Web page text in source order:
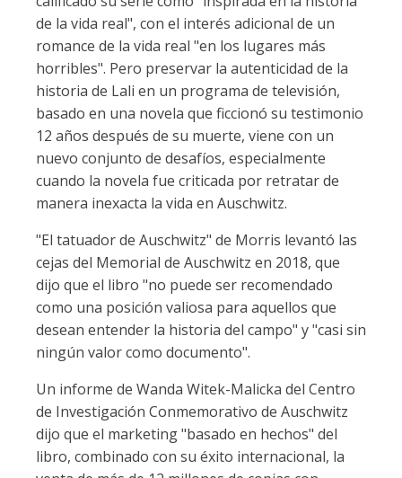
de la vida real", con el interés adicional de un
romance de la vida real "en los lugares más
horribles". Pero preservar la autenticidad de la
historia de Lali en un programa de televisión,
basado en una novela que ficcionó su testimonio
12 años después de su muerte, viene con un
nuevo conjunto de desafíos, especialmente
cuando la novela fue criticada por retratar de
manera inexacta la vida en Auschwitz.
"El tatuador de Auschwitz" de Morris levantó las
cejas del Memorial de Auschwitz en 2018, que
dijo que el libro "no puede ser recomendado
como una posición valiosa para aquellos que
desean entender la historia del campo" y "casi sin
ningún valor como documento".
Un informe de Wanda Witek-Malicka del Centro
de Investigación Conmemorativo de Auschwitz
dijo que el marketing "basado en hechos" del
libro, combinado con su éxito internacional, la